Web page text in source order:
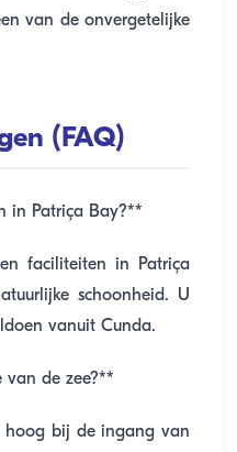
van de onvergetelijke
(FAQ)
in Patriça Bay?**
faciliteiten in Patriça
schoonheid. U
vanuit Cunda.
van de zee?**
hoog bij de ingang van